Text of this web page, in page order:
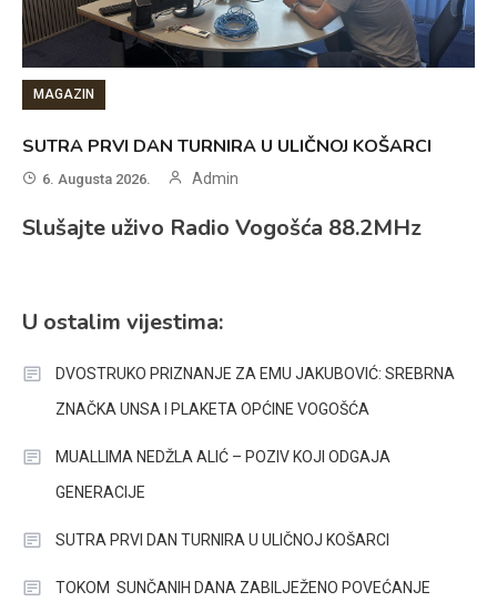
MAGAZIN
SUTRA PRVI DAN TURNIRA U ULIČNOJ KOŠARCI
6. Augusta 2026. Admin
Slušajte uživo Radio Vogošća 88.2MHz
U ostalim vijestima:
DVOSTRUKO PRIZNANJE ZA EMU JAKUBOVIĆ: SREBRNA
ZNAČKA UNSA I PLAKETA OPĆINE VOGOŠĆA
MUALLIMA NEDŽLA ALIĆ – POZIV KOJI ODGAJA
GENERACIJE
SUTRA PRVI DAN TURNIRA U ULIČNOJ KOŠARCI
TOKOM SUNČANIH DANA ZABILJEŽENO POVEĆANJE